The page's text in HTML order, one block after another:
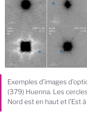
Exemples d’images
(379) Huenna. Les
Nord est en haut et l’Est